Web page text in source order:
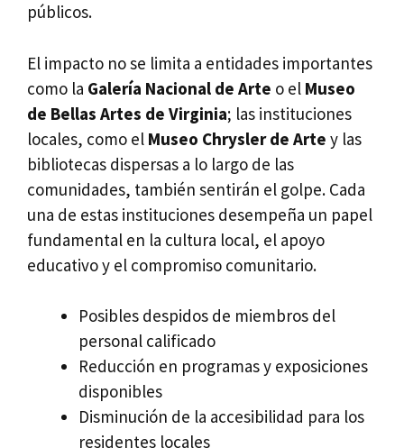
públicos.
El impacto no se limita a entidades importantes
como la Galería Nacional de Arte o el Museo
de Bellas Artes de Virginia; las instituciones
locales, como el Museo Chrysler de Arte y las
bibliotecas dispersas a lo largo de las
comunidades, también sentirán el golpe. Cada
una de estas instituciones desempeña un papel
fundamental en la cultura local, el apoyo
educativo y el compromiso comunitario.
Posibles despidos de miembros del
personal calificado
Reducción en programas y exposiciones
disponibles
Disminución de la accesibilidad para los
residentes locales